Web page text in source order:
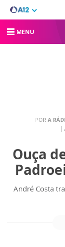
MENU
POR A
Ouça
André Costa